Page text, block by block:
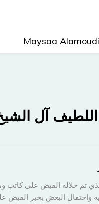
آل
تم خلاله القبض على كاتب
واحتفال البعض بخبر القبض